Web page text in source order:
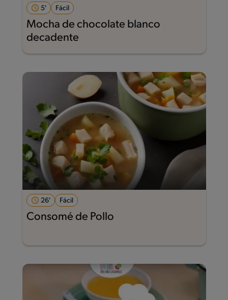
5' Fácil
Mocha de chocolate blanco
decadente
26' Fácil
Consomé de Pollo